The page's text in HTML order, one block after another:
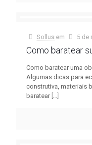
Sollus em 5 de
Como baratear
Como baratear uma
Algumas dicas para
construtiva, materiais
baratear[…]